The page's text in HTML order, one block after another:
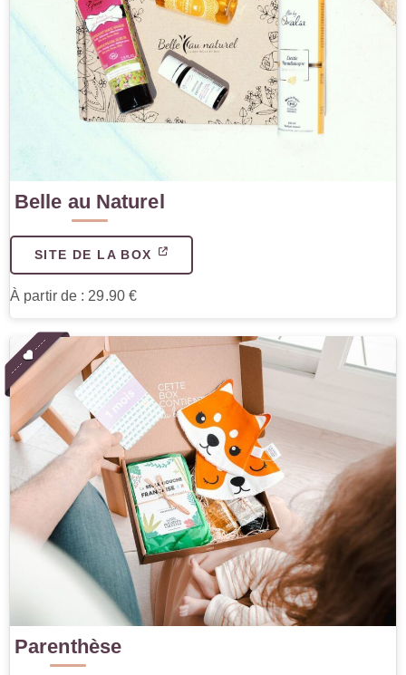
Belle au Naturel
SITE DE LA BOX
À partir de : 29.90 €
Parenthèse